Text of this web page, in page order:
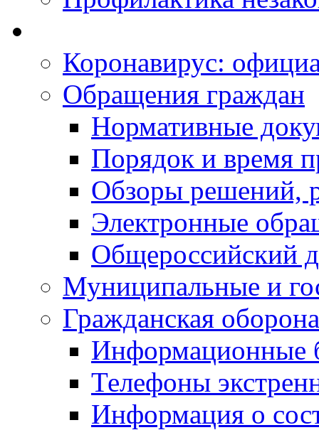
Коронавирус:
Обращения граждан
Нормативные
Порядок и время
Обзоры решений,
Электронные
Общероссийский
Муниципальные и
Гражданская
Информационные
Телефоны
Информация о